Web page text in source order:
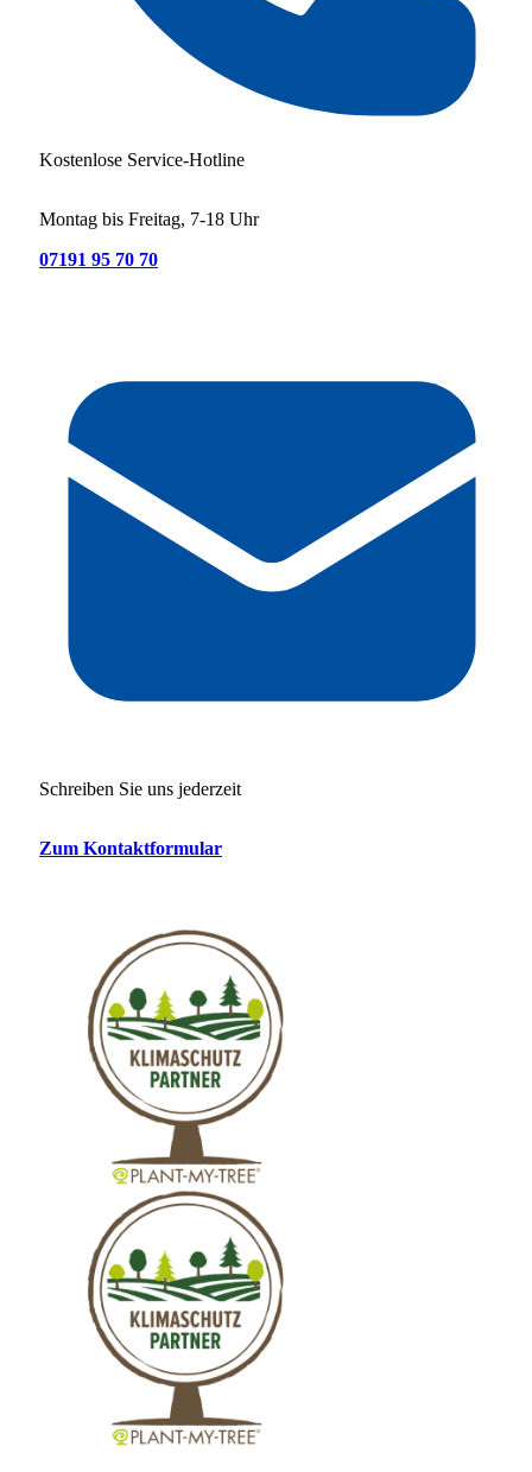
Kostenlose Service-Hotline
Montag bis Freitag, 7-18 Uhr
07191 95 70 70
Schreiben Sie uns jederzeit
Zum Kontaktformular